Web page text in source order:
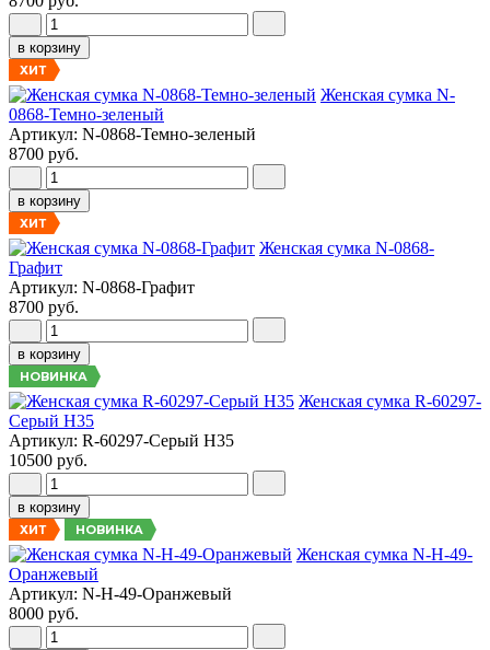
в корзину
ХИТ
Женская сумка N-
0868-Темно-зеленый
Артикул: N-0868-Темно-зеленый
8700 руб.
в корзину
ХИТ
Женская сумка N-0868-
Графит
Артикул: N-0868-Графит
8700 руб.
в корзину
НОВИНКА
Женская сумка R-60297-
Серый Н35
Артикул: R-60297-Серый Н35
10500 руб.
в корзину
ХИТ НОВИНКА
Женская сумка N-H-49-
Оранжевый
Артикул: N-H-49-Оранжевый
8000 руб.